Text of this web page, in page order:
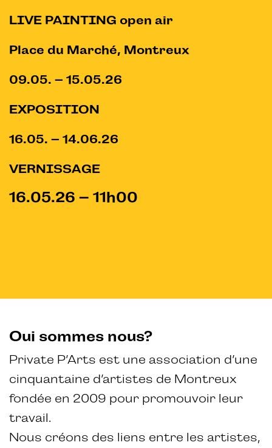
LIVE PAINTING open air
Place du Marché, Montreux
09.05. – 15.05.26
EXPOSITION
16.05. – 14.06.26
VERNISSAGE
16.05.26 – 11h00
Oui sommes nous?
Private P’Arts est une association d’une
cinquantaine d’artistes de Montreux
fondée en 2009 pour promouvoir leur
travail.
Nous créons des liens entre les artistes,